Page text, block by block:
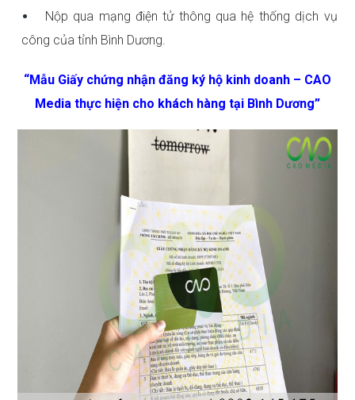
Nộp qua mạng điện tử thông qua hệ thống dịch vụ
công của tỉnh Bình Dương.
“Mẫu Giấy chứng nhận đăng ký hộ kinh doanh – CAO
Media thực hiện cho khách hàng tại Bình Dương”